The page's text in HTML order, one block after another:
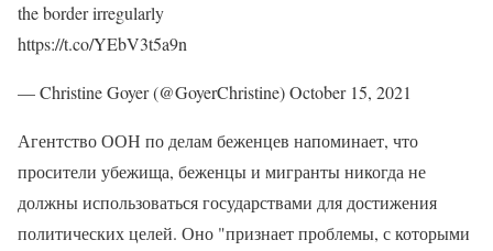
the border irregularly
https://t.co/YEbV3t5a9n
— Christine Goyer (@GoyerChristine) October 15, 2021
Агентство ООН по делам беженцев напоминает, что
просители убежища, беженцы и мигранты никогда не
должны использоваться государствами для достижения
политических целей. Оно "признает проблемы, с которыми